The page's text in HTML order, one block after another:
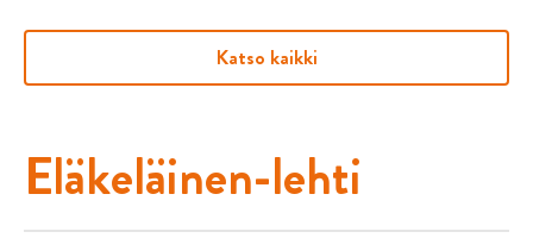
Katso kaikki
Eläkeläinen-lehti